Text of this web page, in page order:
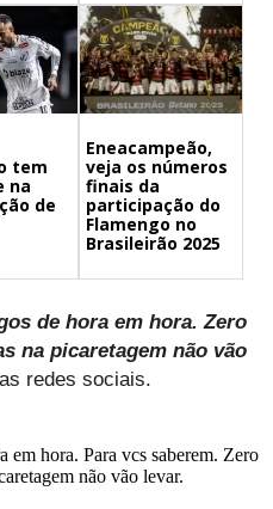
tem
na
de
Eneacampeão,
veja os números
finais da
participação do
Flamengo no
Brasileirão 2025
de hora em hora. Zero
na picaretagem não vão
redes sociais.
em hora. Para vcs saberem. Zero
não vão levar.